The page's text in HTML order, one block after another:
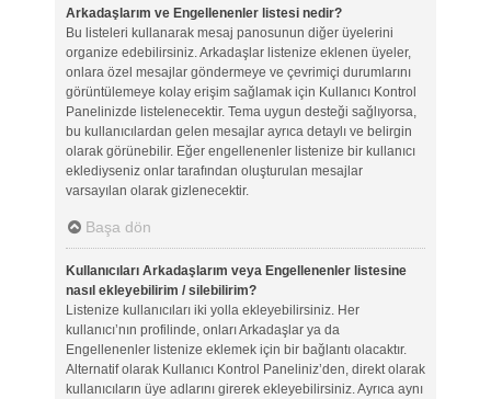
Arkadaşlarım ve Engellenenler listesi nedir?
Bu listeleri kullanarak mesaj panosunun diğer üyelerini
organize edebilirsiniz. Arkadaşlar listenize eklenen üyeler,
onlara özel mesajlar göndermeye ve çevrimiçi durumlarını
görüntülemeye kolay erişim sağlamak için Kullanıcı Kontrol
Panelinizde listelenecektir. Tema uygun desteği sağlıyorsa,
bu kullanıcılardan gelen mesajlar ayrıca detaylı ve belirgin
olarak görünebilir. Eğer engellenenler listenize bir kullanıcı
eklediyseniz onlar tarafından oluşturulan mesajlar
varsayılan olarak gizlenecektir.
Başa dön
Kullanıcıları Arkadaşlarım veya Engellenenler listesine
nasıl ekleyebilirim / silebilirim?
Listenize kullanıcıları iki yolla ekleyebilirsiniz. Her
kullanıcı’nın profilinde, onları Arkadaşlar ya da
Engellenenler listenize eklemek için bir bağlantı olacaktır.
Alternatif olarak Kullanıcı Kontrol Paneliniz’den, direkt olarak
kullanıcıların üye adlarını girerek ekleyebilirsiniz. Ayrıca aynı